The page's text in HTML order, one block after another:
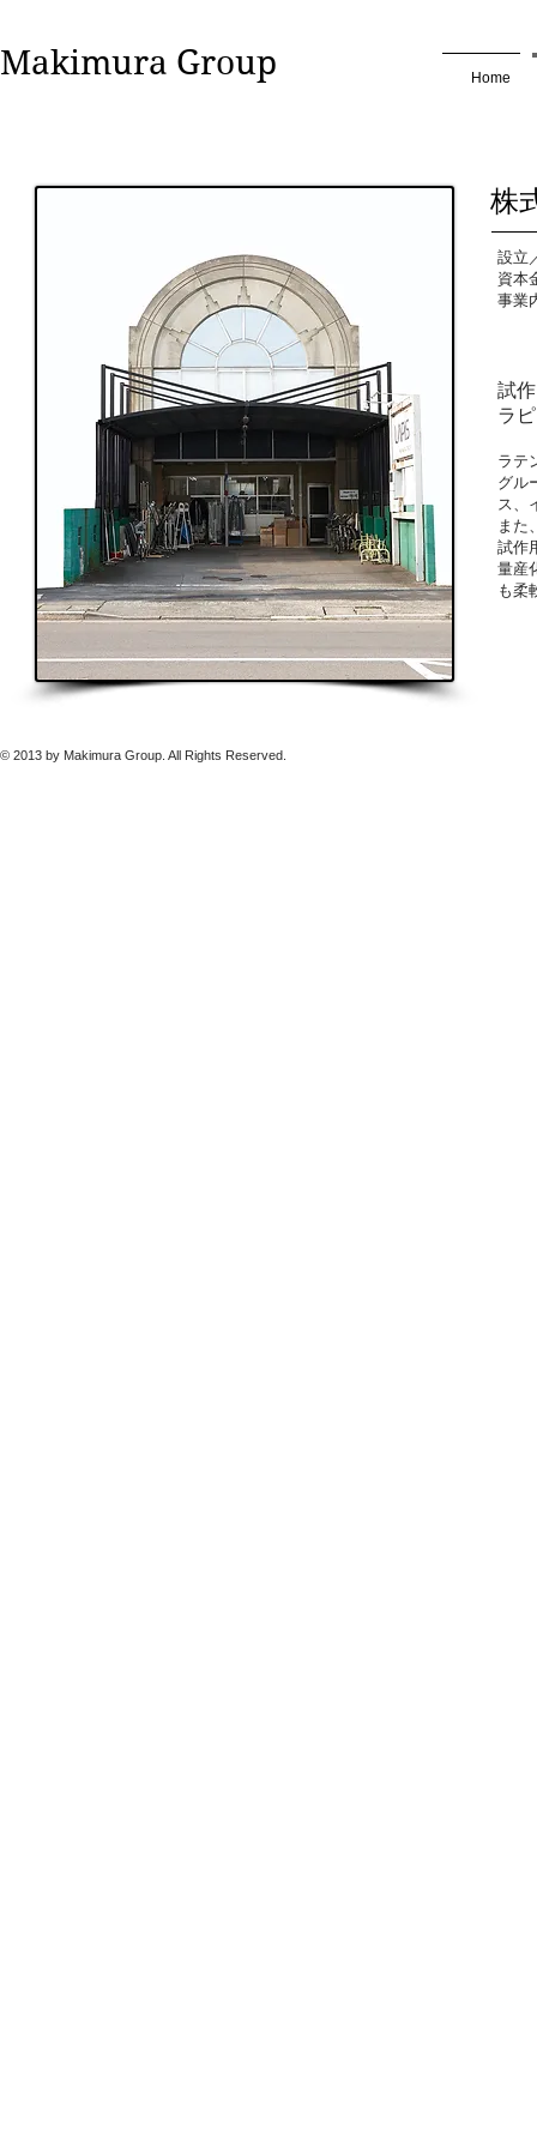
​Makimura Group Home
株
設立
資本
事業
試
ラ
ラテ
グル
ス、
また
試作
量産
も柔
© 2013 by Makimura Group. All Rights Reserved.